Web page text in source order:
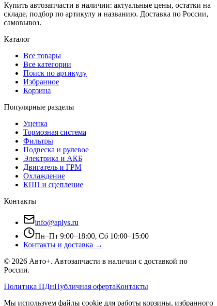
Купить автозапчасти в наличии: актуальные цены, остатки на
складе, подбор по артикулу и названию. Доставка по России,
самовывоз.
Каталог
Все товары
Все категории
Поиск по артикулу
Избранное
Корзина
Популярные разделы
Уценка
Тормозная система
Фильтры
Подвеска и рулевое
Электрика и АКБ
Двигатель и ГРМ
Охлаждение
КПП и сцепление
Контакты
info@aplys.ru
Пн–Пт 9:00–18:00, Сб 10:00–15:00
Контакты и доставка →
© 2026 Авто+. Автозапчасти в наличии с доставкой по
России.
Политика ПДнПубличная офертаКонтакты
Мы используем файлы cookie для работы корзины, избранного